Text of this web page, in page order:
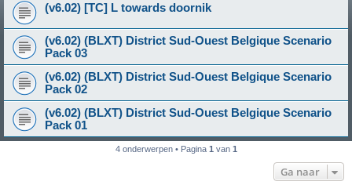
(v6.02) [TC] L towards doornik
(v6.02) (BLXT) District Sud-Ouest Belgique Scenario
Pack 03
(v6.02) (BLXT) District Sud-Ouest Belgique Scenario
Pack 02
(v6.02) (BLXT) District Sud-Ouest Belgique Scenario
Pack 01
4 onderwerpen • Pagina 1 van 1
Ga naar